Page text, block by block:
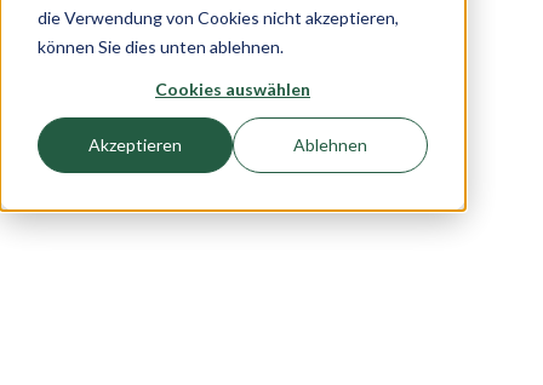
die Verwendung von Cookies nicht akzeptieren,
können Sie dies unten ablehnen.
Cookies auswählen
Akzeptieren Ablehnen